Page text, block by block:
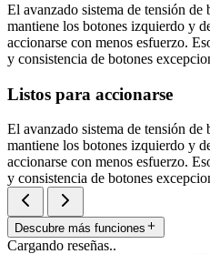
El avanzado sistema de tensión de
mantiene los botones izquierdo y
accionarse con menos esfuerzo.
y consistencia de botones
Listos para accionarse
El avanzado sistema de tensión de
mantiene los botones izquierdo y
accionarse con menos esfuerzo.
y consistencia de botones
Descubre más funciones
Cargando reseñas..